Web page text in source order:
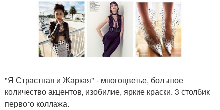
"Я Страстная и Жаркая" - многоцветье, большое
количество акцентов, изобилие, яркие краски. 3 столбик
первого коллажа.